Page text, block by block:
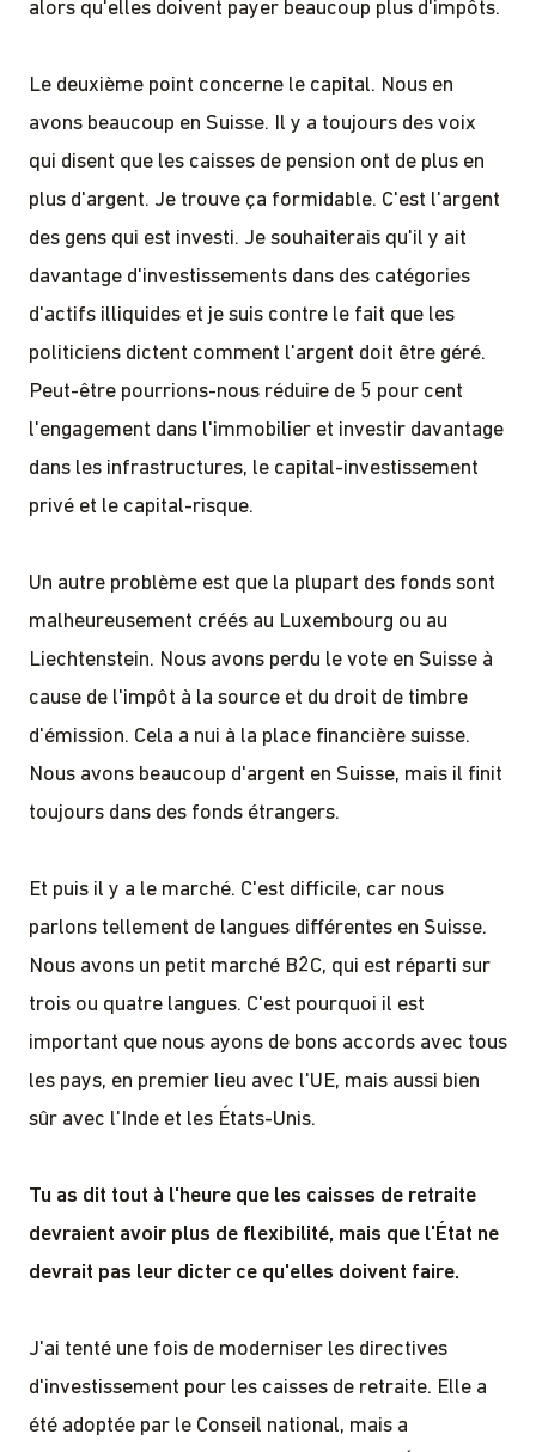
alors qu'elles doivent payer beaucoup plus d'impôts.
Le deuxième point concerne le capital. Nous en
avons beaucoup en Suisse. Il y a toujours des voix
qui disent que les caisses de pension ont de plus en
plus d'argent. Je trouve ça formidable. C'est l'argent
des gens qui est investi. Je souhaiterais qu'il y ait
davantage d'investissements dans des catégories
d'actifs illiquides et je suis contre le fait que les
politiciens dictent comment l'argent doit être géré.
Peut-être pourrions-nous réduire de 5 pour cent
l'engagement dans l'immobilier et investir davantage
dans les infrastructures, le capital-investissement
privé et le capital-risque.
Un autre problème est que la plupart des fonds sont
malheureusement créés au Luxembourg ou au
Liechtenstein. Nous avons perdu le vote en Suisse à
cause de l'impôt à la source et du droit de timbre
d'émission. Cela a nui à la place financière suisse.
Nous avons beaucoup d'argent en Suisse, mais il finit
toujours dans des fonds étrangers.
Et puis il y a le marché. C'est difficile, car nous
parlons tellement de langues différentes en Suisse.
Nous avons un petit marché B2C, qui est réparti sur
trois ou quatre langues. C'est pourquoi il est
important que nous ayons de bons accords avec tous
les pays, en premier lieu avec l'UE, mais aussi bien
sûr avec l'Inde et les États-Unis.
Tu as dit tout à l'heure que les caisses de retraite
devraient avoir plus de flexibilité, mais que l'État ne
devrait pas leur dicter ce qu'elles doivent faire.
J'ai tenté une fois de moderniser les directives
d'investissement pour les caisses de retraite. Elle a
été adoptée par le Conseil national, mais a